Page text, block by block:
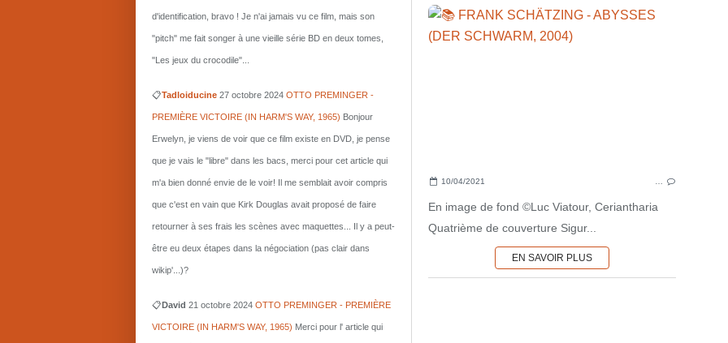
10/04/2021
En image de fond ©Luc Viatour, Ceriantharia
Quatrième de couverture Sigur...
EN SAVOIR PLUS
d'identification, bravo ! Je n'ai jamais vu ce film, mais son
"pitch" me fait songer à une vieille série BD en deux tomes,
"Les jeux du crocodile"...
📋Tadloiducine 27 octobre 2024 OTTO PREMINGER -
PREMIÈRE VICTOIRE (IN HARM'S WAY, 1965) Bonjour
Erwelyn, je viens de voir que ce film existe en DVD, je pense
que je vais le "libre" dans les bacs, merci pour cet article qui
m'a bien donné envie de le voir! Il me semblait avoir compris
que c'est en vain que Kirk Douglas avait proposé de faire
retourner à ses frais les scènes avec maquettes... Il y a peut-
être eu deux étapes dans la négociation (pas clair dans
wikip'...)?
📋David 21 octobre 2024 OTTO PREMINGER - PREMIÈRE
VICTOIRE (IN HARM'S WAY, 1965) Merci pour l' article qui